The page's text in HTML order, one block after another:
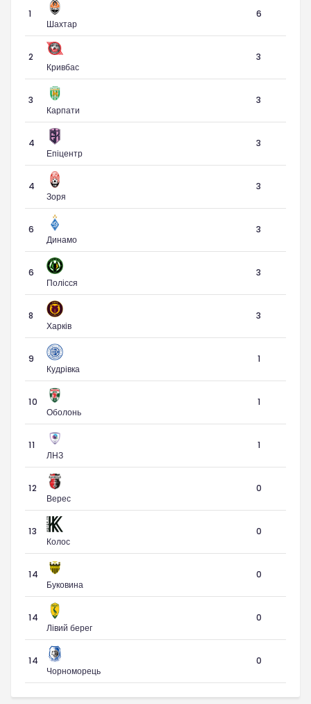
1
Шахтар
6
2
Кривбас
3
3
Карпати
3
4
Епіцентр
3
4
Зоря
3
6
Динамо
3
6
Полісся
3
8
Харків
3
9
Кудрівка
1
10
Оболонь
1
11
ЛНЗ
1
12
Верес
0
13
Колос
0
14
Буковина
0
14
Лівий берег
0
14
Чорноморець
0